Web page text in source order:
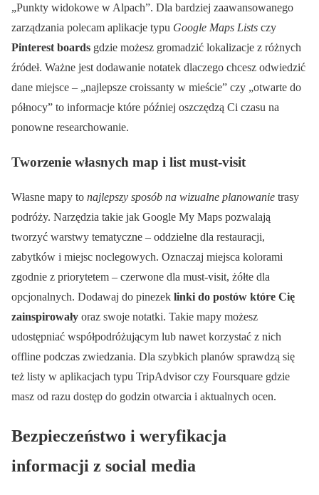
„Punkty widokowe w Alpach”. Dla bardziej zaawansowanego
zarządzania polecam aplikacje typu Google Maps Lists czy
Pinterest boards gdzie możesz gromadzić lokalizacje z różnych
źródeł. Ważne jest dodawanie notatek dlaczego chcesz odwiedzić
dane miejsce – „najlepsze croissanty w mieście” czy „otwarte do
północy” to informacje które później oszczędzą Ci czasu na
ponowne researchowanie.
Tworzenie własnych map i list must-visit
Własne mapy to najlepszy sposób na wizualne planowanie trasy
podróży. Narzędzia takie jak Google My Maps pozwalają
tworzyć warstwy tematyczne – oddzielne dla restauracji,
zabytków i miejsc noclegowych. Oznaczaj miejsca kolorami
zgodnie z priorytetem – czerwone dla must-visit, żółte dla
opcjonalnych. Dodawaj do pinezek linki do postów które Cię
zainspirowały oraz swoje notatki. Takie mapy możesz
udostępniać współpodróżującym lub nawet korzystać z nich
offline podczas zwiedzania. Dla szybkich planów sprawdzą się
też listy w aplikacjach typu TripAdvisor czy Foursquare gdzie
masz od razu dostęp do godzin otwarcia i aktualnych ocen.
Bezpieczeństwo i weryfikacja
informacji z social media